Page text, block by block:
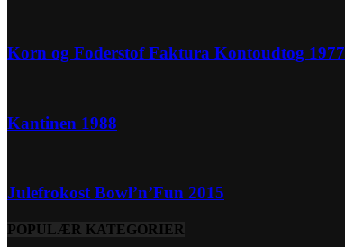
Korn og Foderstof Faktura Kontoudtog 1977
Kantinen 1988
Julefrokost Bowl’n’Fun 2015
POPULÆR KATEGORIER